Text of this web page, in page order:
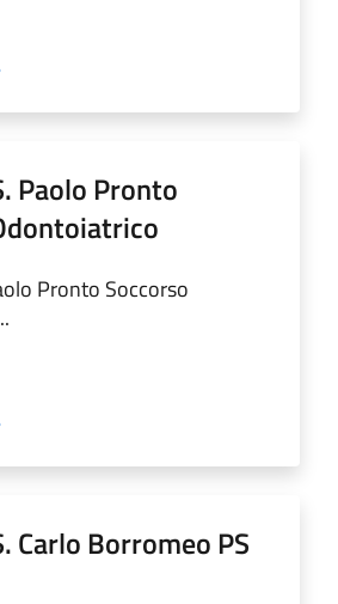
Paolo Pronto
Pronto Soccorso
Carlo Borromeo PS